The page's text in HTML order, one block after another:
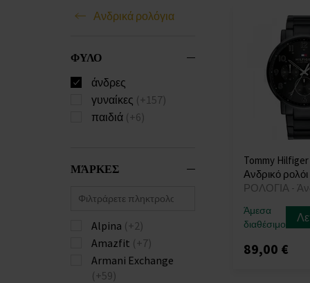
Ανδρικά ρολόγια
ΦΥΛΟ
άνδρες
γυναίκες (+157)
παιδιά (+6)
ΜΆΡΚΕΣ
Alpina (+2)
Amazfit (+7)
Armani Exchange
(+59)
Tommy Hilfiger
Ανδρικό ρολόι
ΡΟΛΟΓΙΑ -
Άμεσα
διαθέσιμο
89,00 €